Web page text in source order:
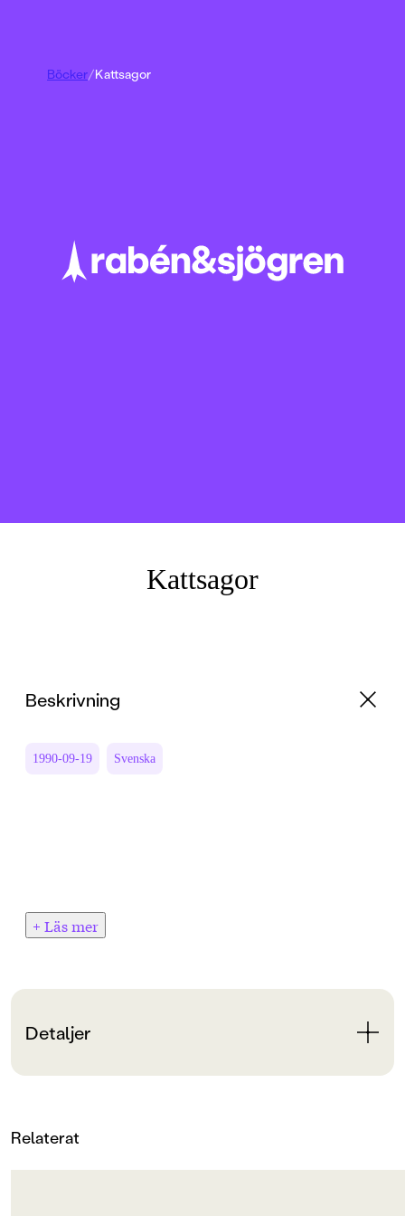
Kattsagor
Böcker/Kattsagor
Beskrivning
1990-09-19 Svenska
+ Läs mer
Detaljer
ORIGINALSPRÅK
Relaterat